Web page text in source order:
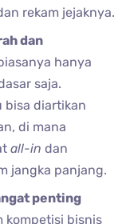
rekam jejaknya.
dan
hanya
saja.
bisa diartikan
di mana
all-in dan
jangka panjang.
penting
kompetisi bisnis